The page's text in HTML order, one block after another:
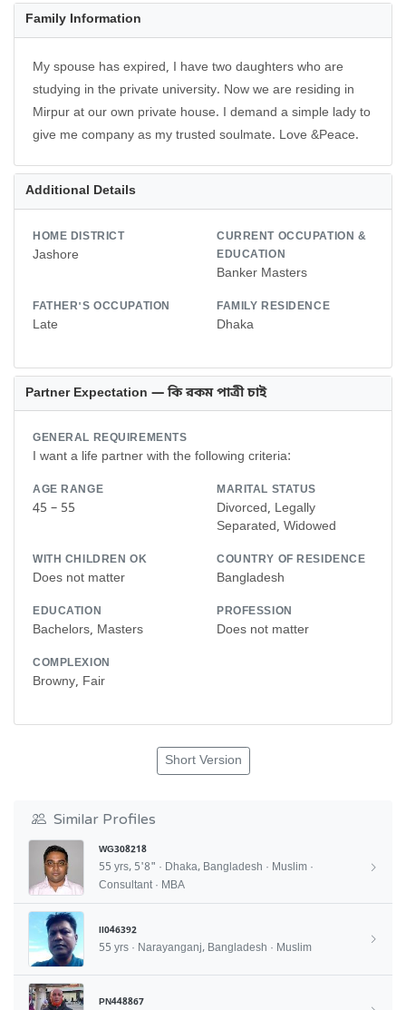
Family Information
My spouse has expired, I have two daughters who are
studying in the private university. Now we are residing in
Mirpur at our own private house. I demand a simple lady to
give me company as my trusted soulmate. Love &Peace.
Additional Details
HOME DISTRICT
Jashore
CURRENT OCCUPATION &
EDUCATION
Banker Masters
FATHER'S OCCUPATION
Late
FAMILY RESIDENCE
Dhaka
Partner Expectation — কি রকম পাত্রী চাই
GENERAL REQUIREMENTS
I want a life partner with the following criteria:
AGE RANGE
45 – 55
MARITAL STATUS
Divorced, Legally
Separated, Widowed
WITH CHILDREN OK
Does not matter
COUNTRY OF RESIDENCE
Bangladesh
EDUCATION
Bachelors, Masters
PROFESSION
Does not matter
COMPLEXION
Browny, Fair
Short Version
Similar Profiles
WG308218
55 yrs, 5'8" · Dhaka, Bangladesh · Muslim ·
Consultant · MBA
II046392
55 yrs · Narayanganj, Bangladesh · Muslim
PN448867